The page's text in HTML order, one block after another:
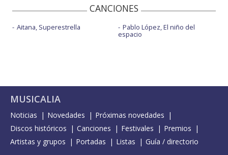
CANCIONES
Aitana, Superestrella Pablo López, El niño del
espacio
MUSICALIA
Noticias Novedades
Próximas novedades
Discos históricos
Canciones Festivales
Premios
Artistas y grupos
Portadas Listas Guía / directorio